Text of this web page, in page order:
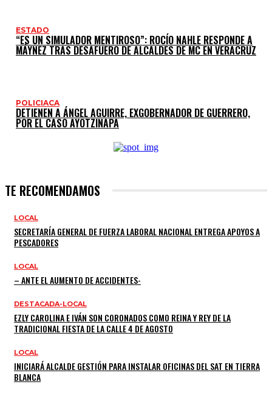
ESTADO
“ES UN SIMULADOR MENTIROSO”: ROCÍO NAHLE RESPONDE A
MÁYNEZ TRAS DESAFUERO DE ALCALDES DE MC EN VERACRUZ
POLICIACA
DETIENEN A ÁNGEL AGUIRRE, EXGOBERNADOR DE GUERRERO,
POR EL CASO AYOTZINAPA
TE RECOMENDAMOS
LOCAL
SECRETARÍA GENERAL DE FUERZA LABORAL NACIONAL ENTREGA APOYOS A
PESCADORES
LOCAL
– ANTE EL AUMENTO DE ACCIDENTES-
DESTACADA-LOCAL
EZLY CAROLINA E IVÁN SON CORONADOS COMO REINA Y REY DE LA
TRADICIONAL FIESTA DE LA CALLE 4 DE AGOSTO
LOCAL
INICIARÁ ALCALDE GESTIÓN PARA INSTALAR OFICINAS DEL SAT EN TIERRA
BLANCA